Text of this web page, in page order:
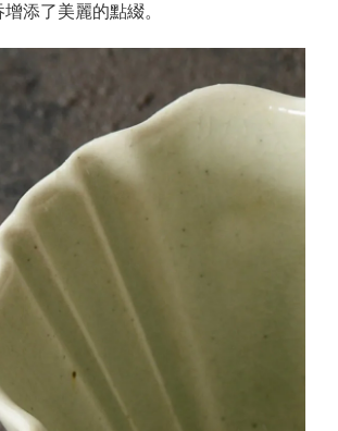
添了美麗的點綴。